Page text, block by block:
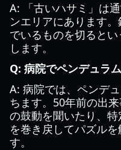
A: 「古いハサミ」は
ンエリアにあります
でいるものを切ると
します。
Q: 病院でペンデュラ
A: 病院では、ペンデ
ちます。50年前の出
の鼓動を聞いたり、
を巻き戻してパズル
す。